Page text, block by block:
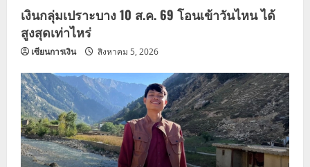
เงินกลุ่มเปราะบาง 10 ส.ค. 69 โอนเข้าวันไหน ได้
สูงสุดเท่าไหร่
เซียนการเงิน สิงหาคม 5, 2026